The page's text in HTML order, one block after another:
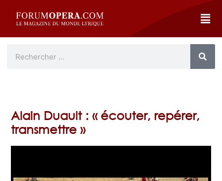
Alain Duault : « écouter, repérer,
transmettre »